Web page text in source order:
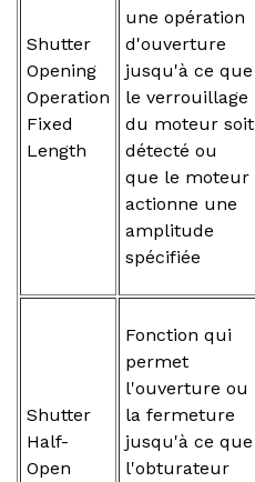
Shutter
Opening
Operation
Fixed
Length
une opération
d'ouverture
jusqu'à ce que
le verrouillage
du moteur soit
détecté ou
que le moteur
actionne une
amplitude
spécifiée
Shutter
Half-
Open
Fonction qui
permet
l'ouverture ou
la fermeture
jusqu'à ce que
l'obturateur